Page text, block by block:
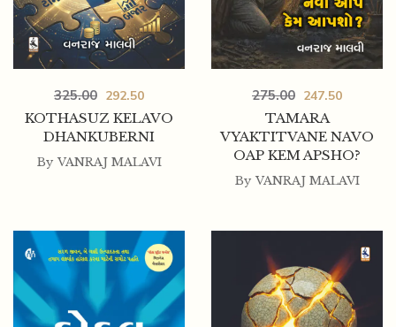
KOTHASUZ KELAVO
DHANKUBERNI
325.00 292.50
By VANRAJ MALAVI
TAMARA
VYAKTITVANE NAVO
OAP KEM APSHO?
275.00 247.50
By VANRAJ MALAVI